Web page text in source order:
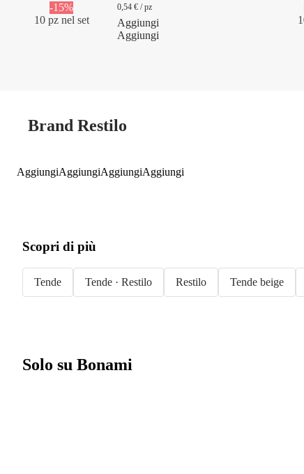
-15%
10 pz nel set
0,54 € / pz
Aggiungi
Aggiungi
Brand Restilo
AggiungiAggiungiAggiungiAggiungi
Scopri di più
Tende Tende · Restilo Restilo Tende beige
Solo su Bonami